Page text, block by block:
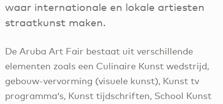
waar internationale en lokale artiesten
straatkunst maken.
De Aruba Art Fair bestaat uit verschillende
elementen zoals een Culinaire Kunst wedstrijd,
gebouw-vervorming (visuele kunst), Kunst tv
programma‘s, Kunst tijdschriften, School Kunst